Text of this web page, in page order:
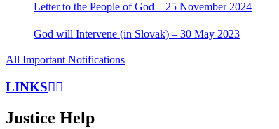
Letter to the People of God – 25 November 2024
God will Intervene (in Slovak) – 30 May 2023
All Important Notifications
LINKS
Justice Help